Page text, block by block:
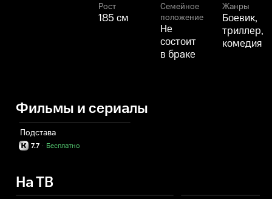
Рост
185 см
Семейное
положение
Не
состоит
в браке
Жанры
Боевик,
триллер,
комедия
Фильмы и сериалы
Подстава
7.7 Бесплатно
·
На ТВ